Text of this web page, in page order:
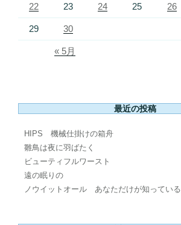
22 23 24 25 26
29 30
« 5月
最近の投稿
HIPS 機械仕掛けの箱舟
雛鳥は夜に羽ばたく
ビューティフルワースト
遠の眠りの
ノウイットオール あなただけが知っている